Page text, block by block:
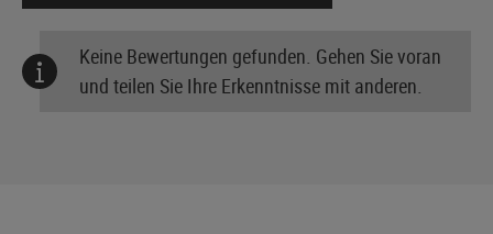
Keine Bewertungen gefunden. Gehen Sie voran
und teilen Sie Ihre Erkenntnisse mit anderen.